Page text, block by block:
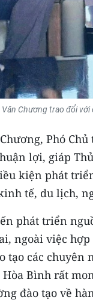
Chương trao đổi với
Phó
lợi, giáp
kiện phát
tế, du lịch,
phát triển
ngoài việc
tạo các
Bình rất
đào tạo về